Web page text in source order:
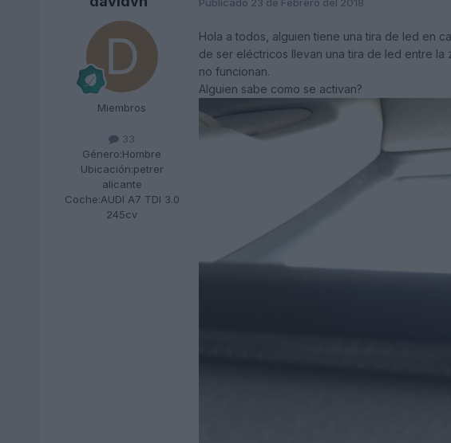
Miembros
33
Género:Hombre
Ubicación:petrer
alicante
Coche:AUDI A7 TDI 3.0
245cv
Hola a todos, alguien tiene una tira de led en
de ser eléctricos llevan una tira de led entre
no funcionan.
Alguien sabe como se activan?